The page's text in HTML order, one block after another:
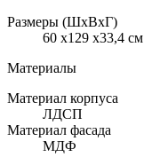
Размеры (ШхВхГ)
60 x129 x33,4 см
Материалы
Материал корпуса
ЛДСП
Материал фасада
МДФ